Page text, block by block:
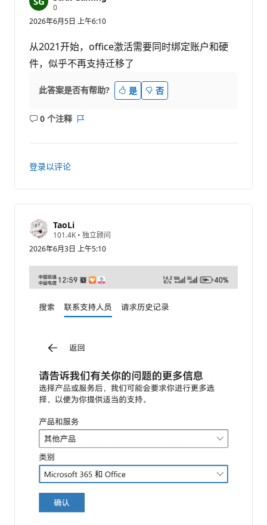
0信
誉
分
2026年6月5日 上午6:10
从2021开始，office激活需要同时绑定账户和硬
件，似乎不再支持迁移了
此答案是否有帮助? 是 否
0 个注释
无
登录以评论
TaoLi
101.4K 信
誉
分
• 独立顾问
2026年6月3日 上午5:10